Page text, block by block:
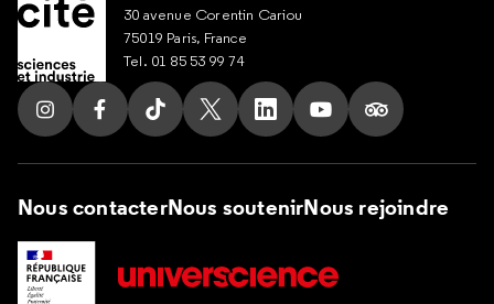
30 avenue Corentin Cariou
75019 Paris, France
Tel. 01 85 53 99 74
Suivez nous sur Instagram
Suivez nous sur Facebook
Suivez nous sur Tik Tok
Suivez nous sur X
Suivez nous sur LinkedIn
Suivez nous sur
Suivez nous
Nous contacterNous soutenirNous rejoindre